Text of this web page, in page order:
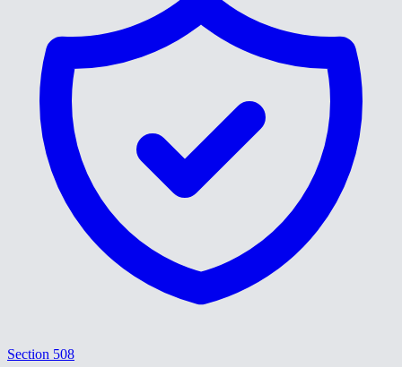
Section 508